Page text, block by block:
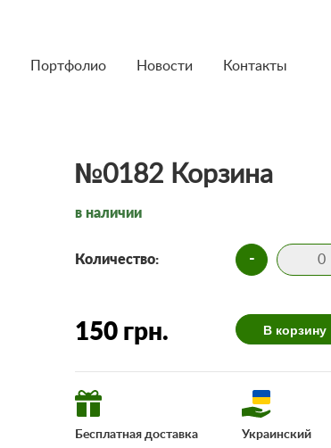
Портфолио Новости Контакты
№0182 Корзина
в наличии
Количество: -
150 грн. В корзину
Бесплатная доставка
Украинский